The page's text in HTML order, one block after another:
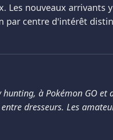
Les nouveaux
par centre d'intérêt
à Pokémon GO
dresseurs. Les